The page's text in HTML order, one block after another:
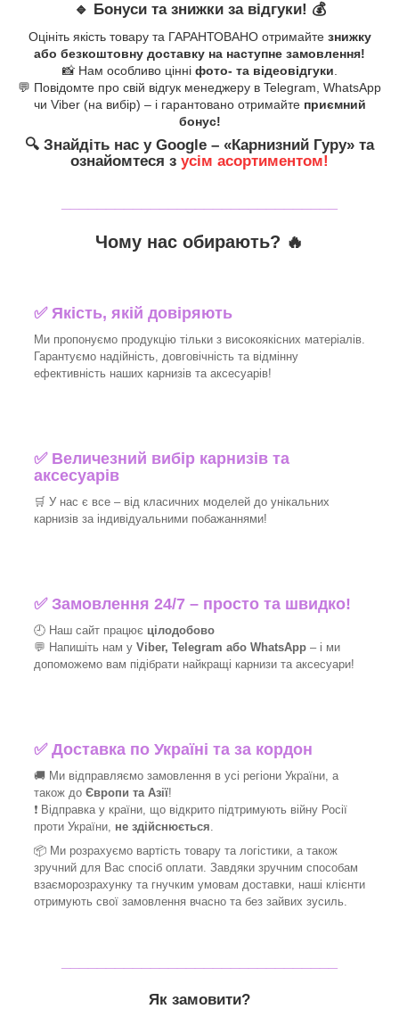
🔹 Бонуси та знижки за відгуки! 💰
Оцініть якість товару та ГАРАНТОВАНО отримайте знижку
або безкоштовну доставку на наступне замовлення!
📸 Нам особливо цінні фото- та відеовідгуки
💬 Повідомте про свій відгук менеджеру в Telegram, WhatsApp
чи Viber (на вибір) – і гарантовано отримайте приємний
бонус!
🔍 Знайдіть нас у Google – «Карнизний Гуру» та
ознайомтеся з усім асортиментом!
Чому нас обирають? 🔥
✅Якість, якій довіряють
Ми пропонуємо продукцію тільки з високоякісних матеріалів.
Гарантуємо надійність, довговічність та відмінну
ефективність наших карнизів та аксесуарів!​
✅ Величезний вибір карнизів та
аксесуарів
🛒 У нас є все – від класичних моделей до унікальних
карнизів за індивідуальними побажаннями!​
✅Замовлення 24/7 – просто та швидко!
🕘 Наш сайт працює цілодобово
💬 Напишіть нам у Viber, Telegram або WhatsApp – і ми
допоможемо вам підібрати найкращі карнизи та аксесуари!
✅Доставка по Україні та за кордон
🚚 Ми відправляємо замовлення в усі регіони України, а
також до Європи та Азії!
❗ Відправка у країни, що відкрито підтримують війну Росії
проти України, не здійснюється
📦 Ми розрахуємо вартість товару та логістики, а також
зручний для Вас спосіб оплати. Завдяки зручним способам
взаєморозрахунку та гнучким умовам доставки, наші клієнти
отримують свої замовлення вчасно та без зайвих зусиль.
Як замовити?